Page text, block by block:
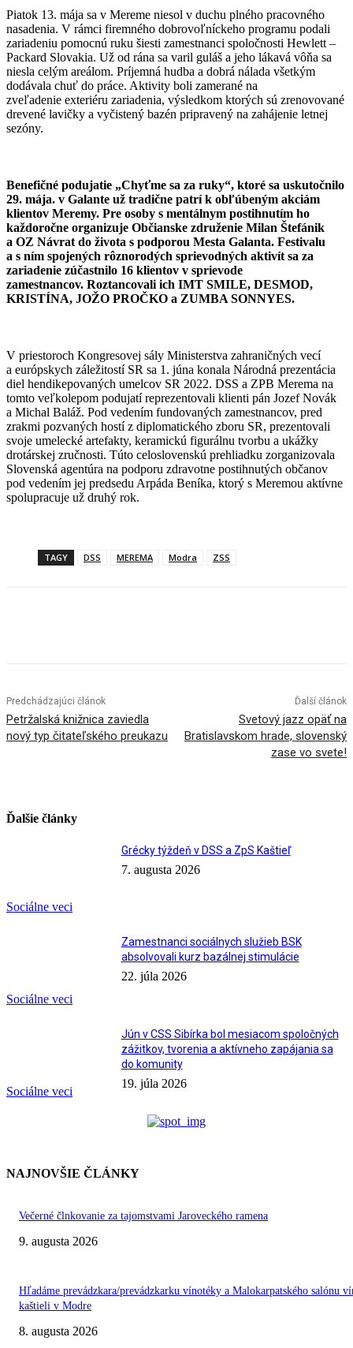
Piatok 13. mája sa v Mereme niesol v duchu plného pracovného
nasadenia. V rámci firemného dobrovoľníckeho programu podali
zariadeniu pomocnú ruku šiesti zamestnanci spoločnosti Hewlett –
Packard Slovakia. Už od rána sa varil guláš a jeho lákavá vôňa sa
niesla celým areálom. Príjemná hudba a dobrá nálada všetkým
dodávala chuť do práce. Aktivity boli zamerané na
zveľadenie exteriéru zariadenia, výsledkom ktorých sú zrenovované
drevené lavičky a vyčistený bazén pripravený na zahájenie letnej
sezóny.
Benefičné podujatie „Chyťme sa za ruky“, ktoré sa uskutočnilo
29. mája. v Galante už tradične patrí k obľúbeným akciám
klientov Meremy. Pre osoby s mentálnym postihnutím ho
každoročne organizuje Občianske združenie Milan Štefánik
a OZ Návrat do života s podporou Mesta Galanta. Festivalu
a s ním spojených rôznorodých sprievodných aktivít sa za
zariadenie zúčastnilo 16 klientov v sprievode
zamestnancov. Roztancovali ich IMT SMILE, DESMOD,
KRISTÍNA, JOŽO PROČKO a ZUMBA SONNYES.
V priestoroch Kongresovej sály Ministerstva zahraničných vecí
a európskych záležitostí SR sa 1. júna konala Národná prezentácia
diel hendikepovaných umelcov SR 2022. DSS a ZPB Merema na
tomto veľkolepom podujatí reprezentovali klienti pán Jozef Novák
a Michal Baláž. Pod vedením fundovaných zamestnancov, pred
zrakmi pozvaných hostí z diplomatického zboru SR, prezentovali
svoje umelecké artefakty, keramickú figurálnu tvorbu a ukážky
drotárskej zručnosti. Túto celoslovenskú prehliadku zorganizovala
Slovenská agentúra na podporu zdravotne postihnutých občanov
pod vedením jej predsedu Arpáda Beníka, ktorý s Meremou aktívne
spolupracuje už druhý rok.
TAGY DSS MEREMA Modra ZSS
Predchádzajúci článok
Petržalská knižnica zaviedla
nový typ čitateľského preukazu
Ďalší článok
Svetový jazz opäť na
Bratislavskom hrade, slovenský
zase vo svete!
Ďalšie články
Sociálne veci
Grécky týždeň v DSS a ZpS Kaštieľ
7. augusta 2026
Sociálne veci
Zamestnanci sociálnych služieb BSK
absolvovali kurz bazálnej stimulácie
22. júla 2026
Sociálne veci
Jún v CSS Sibírka bol mesiacom spoločných
zážitkov, tvorenia a aktívneho zapájania sa
do komunity
19. júla 2026
NAJNOVŠIE ČLÁNKY
Večerné člnkovanie za tajomstvami Jaroveckého ramena
9. augusta 2026
Hľadáme prevádzkara/prevádzkarku vínotéky a Malokarpatského salónu
kaštieli v Modre
8. augusta 2026